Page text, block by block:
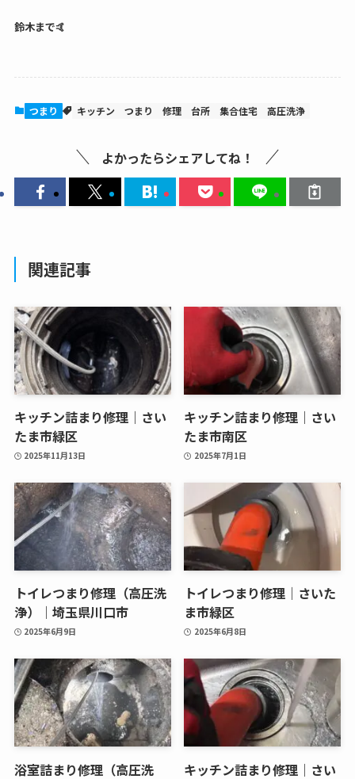
鈴木まで🤙
つまり キッチン つまり 修理 台所 集合住宅 高圧洗浄
よかったらシェアしてね！
関連記事
キッチン詰まり修理｜さい
たま市緑区
2025年11月13日
キッチン詰まり修理｜さい
たま市南区
2025年7月1日
トイレつまり修理（高圧洗
浄）｜埼玉県川口市
2025年6月9日
トイレつまり修理｜さいた
ま市緑区
2025年6月8日
浴室詰まり修理（高圧洗
キッチン詰まり修理｜さい